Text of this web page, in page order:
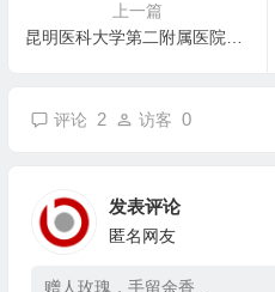
上一篇
评论 2 访客 0
发表评论
匿名网友